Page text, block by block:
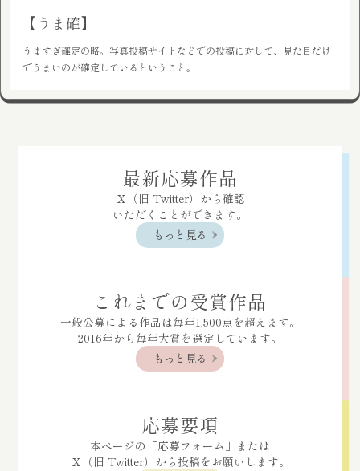
【うま確】
うますぎ確定の略。写真投稿サイトなどでの投稿に対して、見た目だけ
でうまいのが確定しているということ。
最新応募作品
Ｘ（旧 Twitter）から確認
いただくことができます。
もっと見る
これまでの受賞作品
一般公募による作品は毎年1,500点を超えます。
2016年から毎年大賞を選定しています。
もっと見る
応募要項
本ページの「応募フォーム」または
Ｘ（旧 Twitter）から投稿をお願いします。